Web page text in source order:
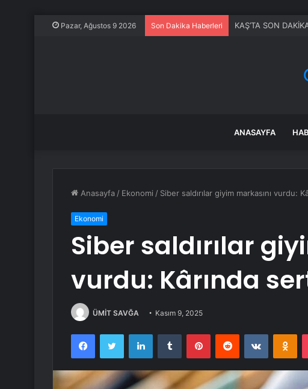
Pazar, Ağustos 9 2026 Son Dakika Haberleri KAŞ’TA SON
ANASAYFA
Anasayfa / Ekonomi / Siber saldırılar giyim markasını vurdu:
Ekonomi
Siber saldırılar
vurdu: Kârında
ÜMİT SAVĞA Kasım 9, 2025
FacebookTwitter LinkedInTumblr PinterestReddit VKontakte